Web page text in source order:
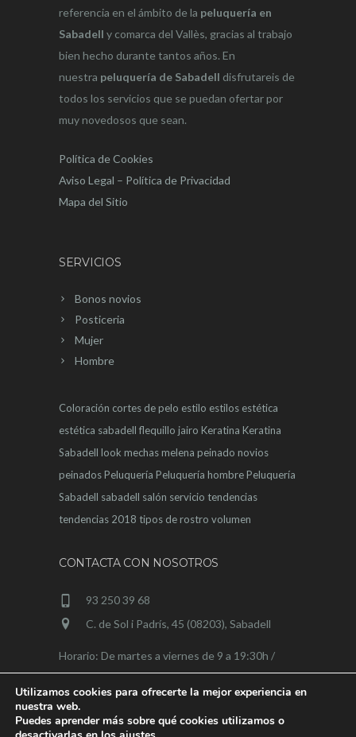
referencia en el ámbito de la peluquería en
Sabadell y comarca del Vallès, gracias al trabajo
bien hecho durante tantos años. En
nuestra peluquería de Sabadell disfrutareis de
todos los servicios que se puedan ofertar por
muy novedosos que sean.
Política de Cookies
Aviso Legal – Política de Privacidad
Mapa del Sitio
SERVICIOS
Bonos novios
Posticeria
Mujer
Hombre
Coloración cortes de pelo estilo estilos estética
estética sabadell flequillo jairo Keratina Keratina
Sabadell look mechasmelena peinado novios
peinadosPeluquería Peluquería hombrePeluquería
Sabadell sabadell salón servicio tendencias
tendencias 2018 tipos de rostro volumen
CONTACTA CON NOSOTROS
93 250 39 68
C. de Sol i Padrís, 45 (08203), Sabadell
Horario: De martes a viernes de 9 a 19:30h /
sábados de 9 a 15h
Utilizamos cookies para ofrecerte la mejor experiencia en
nuestra web.
Puedes aprender más sobre qué cookies utilizamos o